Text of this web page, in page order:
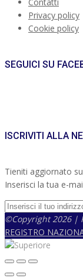
Contatti
Privacy policy
Cookie policy
SEGUICI SU
ISCRIVITI ALLA
Tieniti aggiornato
Inserisci la tua e-
©Copyright 2026 |
REGISTRO